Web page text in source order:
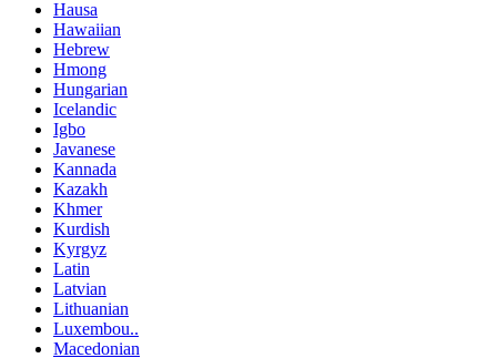
Hausa
Hawaiian
Hebrew
Hmong
Hungarian
Icelandic
Igbo
Javanese
Kannada
Kazakh
Khmer
Kurdish
Kyrgyz
Latin
Latvian
Lithuanian
Luxembou..
Macedonian